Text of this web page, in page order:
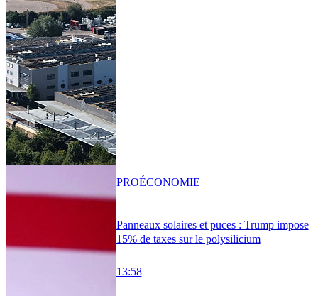
Panneaux solaires et puces : Trump impose
15% de taxes sur le polysilicium
13:58
PROÉCONOMIE